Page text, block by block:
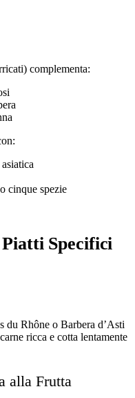
complementa:
cinque spezie
Specifici
du Rhône o Barbera d’Asti
ricca e cotta lentamente
alla Frutta